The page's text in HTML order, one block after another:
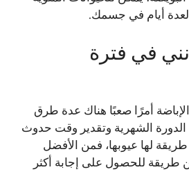
لعدة أيام في جسمك.
في فترة
أمرًا صعبًا هناك عدة طرق
الدورة الشهرية وتقدير وقت حدوث
لها عيوبها، فمن الأفضل
طريقة للحصول على إجابة أكثر